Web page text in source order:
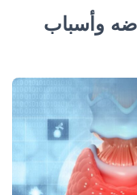
وأسباب